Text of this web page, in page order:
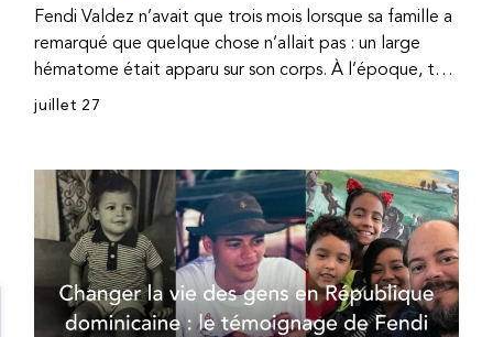
Fendi Valdez n’avait que trois mois lorsque sa famille a
remarqué que quelque chose n’allait pas : un large
hématome était apparu sur son corps. À l’époque, très
peu de professionnel·les de santé de République
correct, le traitement était encore largement
indisponible. Les concentrés de facteur étaient chers
et difficiles à se procurer. Afin que son traitement dure
plus longtemps, Fendi prenait parfois une dose
inférieure à celle prescrite. À cause de ces soins limités,
il avait fréquemment des saignements, manquait
juillet 27